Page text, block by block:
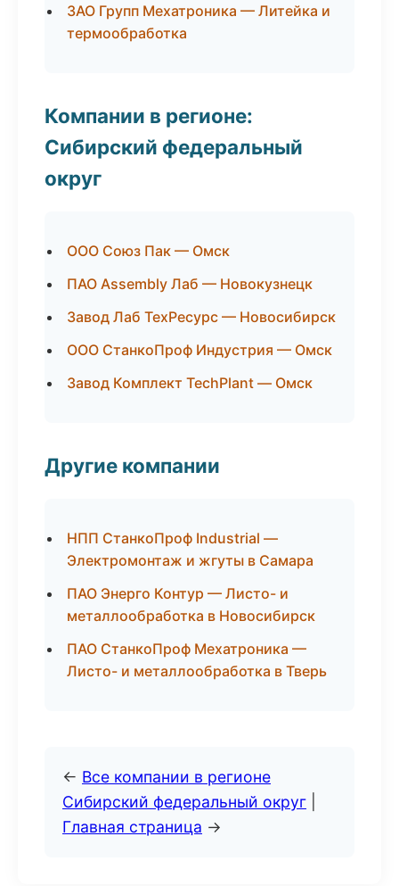
ЗАО Групп Мехатроника — Литейка и
термообработка
Компании в регионе:
Сибирский федеральный
округ
ООО Союз Пак — Омск
ПАО Assembly Лаб — Новокузнецк
Завод Лаб ТехРесурс — Новосибирск
ООО СтанкоПроф Индустрия — Омск
Завод Комплект TechPlant — Омск
Другие компании
НПП СтанкоПроф Industrial —
Электромонтаж и жгуты в Самара
ПАО Энерго Контур — Листо- и
металлообработка в Новосибирск
ПАО СтанкоПроф Мехатроника —
Листо- и металлообработка в Тверь
← Все компании в регионе
Сибирский федеральный округ
Главная страница →